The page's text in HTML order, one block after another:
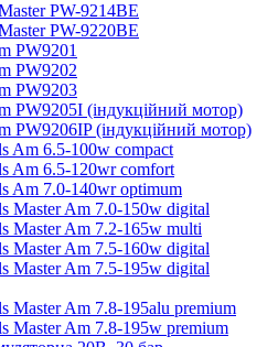
PW-9214BE
PW-9220BE
PW9201
PW9202
PW9203
PW9205I (індукційний мотор)
PW9206IP (індукційний мотор)
Am 6.5-100w compact
Am 6.5-120wr сomfort
Am 7.0-140wr optimum
Master Am 7.0-150w digital
Master Am 7.2-165w multi
Master Am 7.5-160w digital
Master Am 7.5-195w digital
Master Am 7.8-195alu premium
Master Am 7.8-195w premium